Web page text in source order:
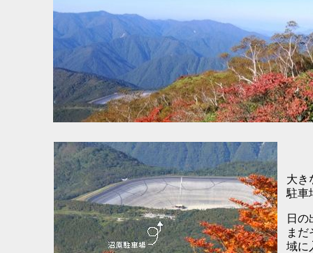
大き
駐車
日の
まだ
域に